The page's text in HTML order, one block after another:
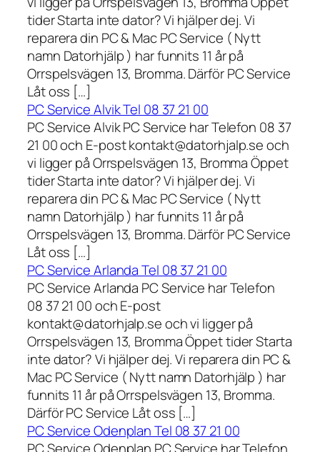
tider Starta inte dator? Vi hjälper dej. Vi
reparera din PC & Mac PC Service ( Nytt
namn Datorhjälp ) har funnits 11 år på
Orrspelsvägen 13, Bromma. Därför PC Service
Låt oss […]
PC Service Alvik Tel 08 37 21 00
PC Service Alvik PC Service har Telefon 08 37
21 00 och E-post kontakt@datorhjalp.se och
vi ligger på Orrspelsvägen 13, Bromma Öppet
tider Starta inte dator? Vi hjälper dej. Vi
reparera din PC & Mac PC Service ( Nytt
namn Datorhjälp ) har funnits 11 år på
Orrspelsvägen 13, Bromma. Därför PC Service
Låt oss […]
PC Service Arlanda Tel 08 37 21 00
PC Service Arlanda PC Service har Telefon
08 37 21 00 och E-post
kontakt@datorhjalp.se och vi ligger på
Orrspelsvägen 13, Bromma Öppet tider Starta
inte dator? Vi hjälper dej. Vi reparera din PC &
Mac PC Service ( Nytt namn Datorhjälp ) har
funnits 11 år på Orrspelsvägen 13, Bromma.
Därför PC Service Låt oss […]
PC Service Odenplan Tel 08 37 21 00